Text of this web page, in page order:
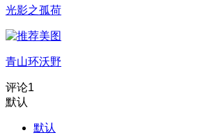
光影之孤荷
青山环沃野
评论1
默认
默认